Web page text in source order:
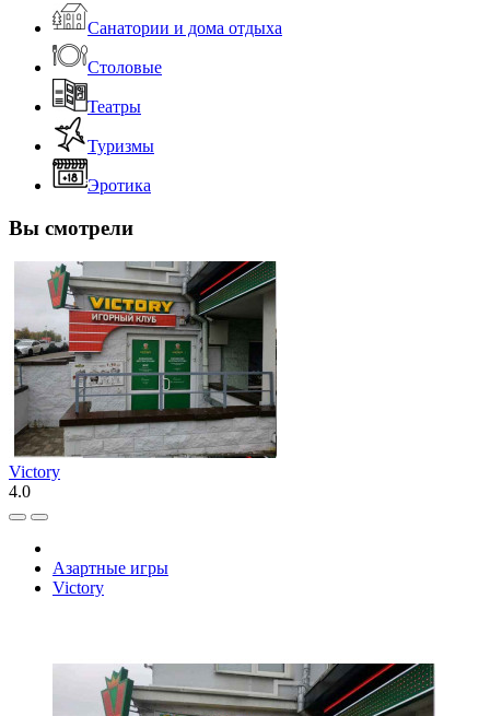
Санатории и дома отдыха
Столовые
Театры
Туризмы
Эротика
Вы смотрели
Victory
4.0
Азартные игры
Victory